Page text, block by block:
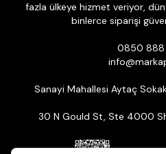
fazla ülkeye hizmet veriyor,
binlerce siparişi
0850 888
Sanayi Mahallesi Aytaç
30 N Gould St, Ste 4000